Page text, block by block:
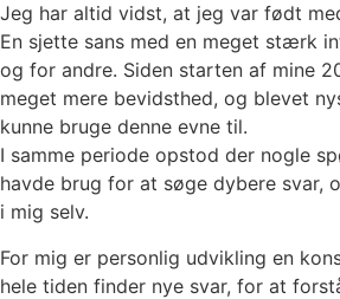
Jeg har altid vidst, at jeg var født
En sjette sans med en meget stærk
og for andre. Siden starten af mine
meget mere bevidsthed, og blevet
kunne bruge denne evne til.
I samme periode opstod der nogle
havde brug for at søge dybere svar,
i mig selv.
For mig er personlig udvikling en
hele tiden finder nye svar, for at